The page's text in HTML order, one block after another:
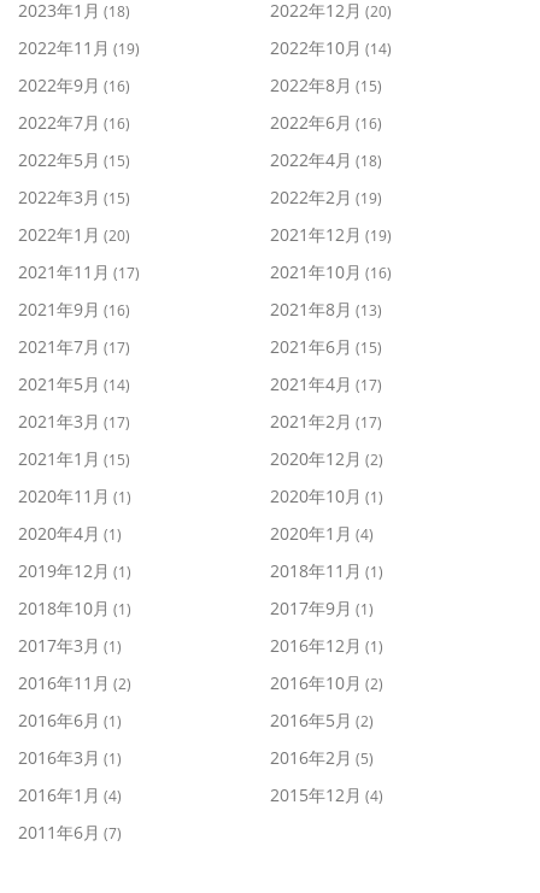
2023年1月 (18) 2022年12月 (20)
2022年11月 (19) 2022年10月 (14)
2022年9月 (16) 2022年8月 (15)
2022年7月 (16) 2022年6月 (16)
2022年5月 (15) 2022年4月 (18)
2022年3月 (15) 2022年2月 (19)
2022年1月 (20) 2021年12月 (19)
2021年11月 (17) 2021年10月 (16)
2021年9月 (16) 2021年8月 (13)
2021年7月 (17) 2021年6月 (15)
2021年5月 (14) 2021年4月 (17)
2021年3月 (17) 2021年2月 (17)
2021年1月 (15) 2020年12月 (2)
2020年11月 (1) 2020年10月 (1)
2020年4月 (1) 2020年1月 (4)
2019年12月 (1) 2018年11月 (1)
2018年10月 (1) 2017年9月 (1)
2017年3月 (1) 2016年12月 (1)
2016年11月 (2) 2016年10月 (2)
2016年6月 (1) 2016年5月 (2)
2016年3月 (1) 2016年2月 (5)
2016年1月 (4) 2015年12月 (4)
2011年6月 (7)